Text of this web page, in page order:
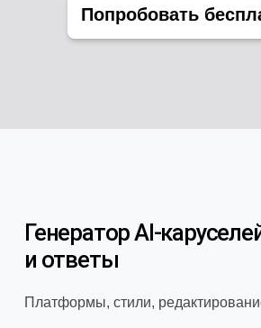
Попробовать
Генератор AI-
и ответы
Платформы, стили,